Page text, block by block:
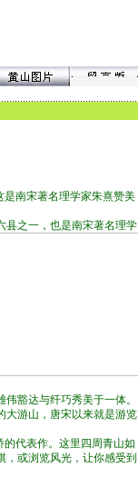
南宋著名理学家朱熹赞美
之一，也是南宋著名理学
豁达与纤巧秀美于一体。
大游山，唐宋以来就是游览
代表作。这里四周青山如
或浏览风光，让你感受到